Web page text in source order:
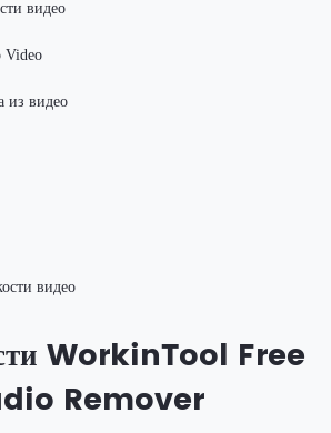
видео
Video
из видео
видео
WorkinTool Free
Remover